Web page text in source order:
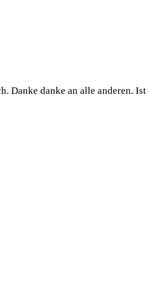
Danke danke an alle anderen.